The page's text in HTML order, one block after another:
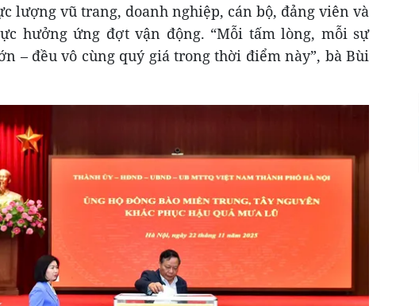
lượng vũ trang, doanh nghiệp, cán bộ, đảng viên và
hưởng ứng đợt vận động. “Mỗi tấm lòng, mỗi sự
– đều vô cùng quý giá trong thời điểm này”, bà Bùi